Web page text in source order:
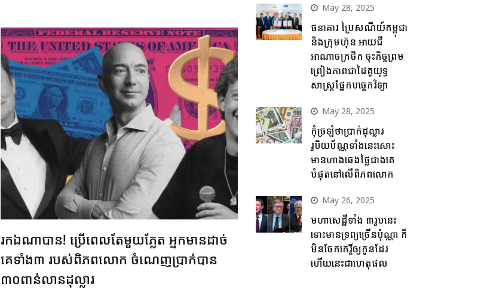
រកឯណាបាន! ប្រើពេលតែមួយភ្លែត អ្នកមានដាច់
គេទាំង៣ របស់ពិភពលោក ចំណេញប្រាក់បាន
៣០ពាន់លានដុល្លារ
May 28, 2025
ធនាគារ ប្រៃសណីយ៍កម្ពុជា
និងក្រុមហ៊ុន អាយជី
អាណាចក្រថិក ចុះកិច្ចព្រម
ព្រៀងភាពជាដៃគូយុទ្ធ
សាស្ត្រផ្នែកបច្ចេកវិទ្យា
May 28, 2025
កុំច្រឡំថាប្រាក់ដុល្លារ
រូបិយប័ណ្ណទាំងនេះសោះ
មានហាងឆេងថ្លៃជាងគេ
បំផុតនៅលើពិភពលោក
May 26, 2025
មហាសេដ្ឋីទាំង ៣រូបនេះ
ទោះមានទ្រព្យច្រើនប៉ុណ្ណា ក៏
មិនចែកកេរ្តិ៍ឲ្យកូនដែរ
ហើយនេះជាហេតុផល